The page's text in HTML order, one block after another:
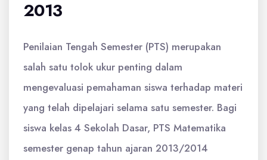
2013
Penilaian Tengah Semester (PTS) merupakan
salah satu tolok ukur penting dalam
mengevaluasi pemahaman siswa terhadap materi
yang telah dipelajari selama satu semester. Bagi
siswa kelas 4 Sekolah Dasar, PTS Matematika
semester genap tahun ajaran 2013/2014